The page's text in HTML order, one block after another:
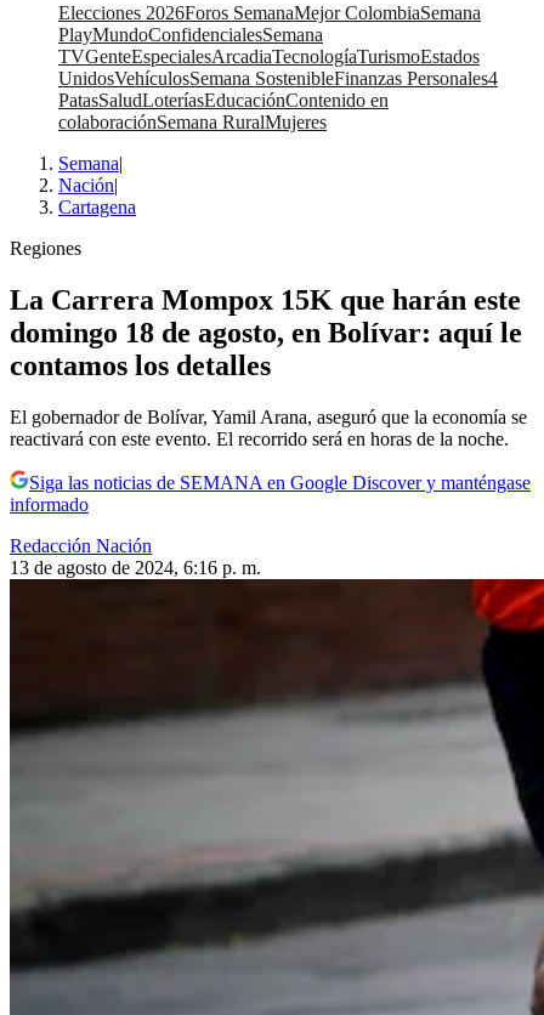
Elecciones 2026Foros SemanaMejor ColombiaSemana
PlayMundoConfidencialesSemana
TVGenteEspecialesArcadiaTecnologíaTurismoEstados
UnidosVehículosSemana SostenibleFinanzas Personales4
PatasSaludLoteríasEducaciónContenido en
colaboraciónSemana RuralMujeres
Semana|
Nación|
Cartagena
Regiones
La Carrera Mompox 15K que harán este
domingo 18 de agosto, en Bolívar: aquí le
contamos los detalles
El gobernador de Bolívar, Yamil Arana, aseguró que la economía se
reactivará con este evento. El recorrido será en horas de la noche.
Siga las noticias de SEMANA en Google Discover y manténgase
informado
Redacción Nación
13 de agosto de 2024, 6:16 p. m.